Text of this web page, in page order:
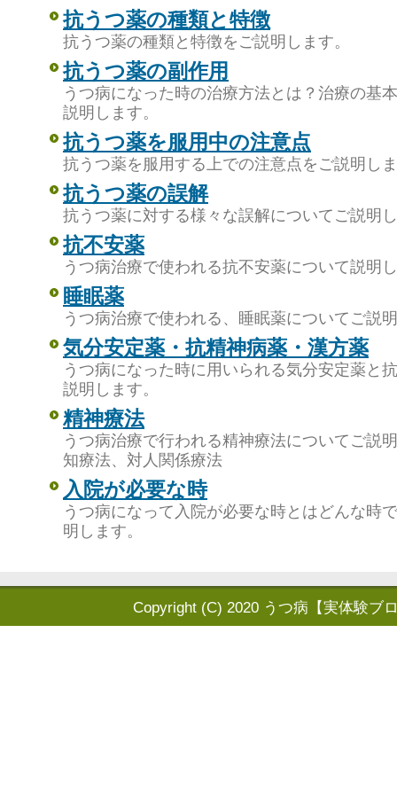
抗うつ薬の種類と特徴
抗うつ薬の種類と特徴をご説明します。
抗うつ薬の副作用
うつ病になった時の治療方法とは？治療の基
説明します。
抗うつ薬を服用中の注意点
抗うつ薬を服用する上での注意点をご説明し
抗うつ薬の誤解
抗うつ薬に対する様々な誤解についてご説明
抗不安薬
うつ病治療で使われる抗不安薬について説明
睡眠薬
うつ病治療で使われる、睡眠薬についてご説
気分安定薬・抗精神病薬・漢方薬
うつ病になった時に用いられる気分安定薬と
説明します。
精神療法
うつ病治療で行われる精神療法についてご説
知療法、対人関係療法
入院が必要な時
うつ病になって入院が必要な時とはどんな時
明します。
Copyright (C) 2020 うつ病【実体験ブ